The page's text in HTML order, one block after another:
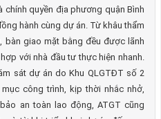
chính quyền địa phương quận Bình
hành cùng dự án. Từ khâu thẩm
bàn giao mặt bằng đều được lãnh
với nhà đầu tư thực hiện nhanh.
sát dự án do Khu QLGTĐT số 2
công trình, kịp thời nhắc nhở,
an toàn lao động, ATGT cũng